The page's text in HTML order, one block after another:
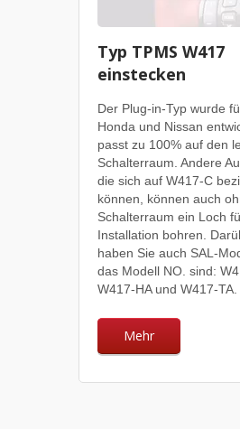
Typ TPMS W417
einstecken
Der Plug-in-Typ wurde
Honda und Nissan
passt zu 100% auf den
Schalterraum. Andere
die sich auf W417-C
können, können auch
Schalterraum ein Loch
Installation bohren.
haben Sie auch SAL-
das Modell NO. sind:
W417-HA und W417-TA.
Mehr